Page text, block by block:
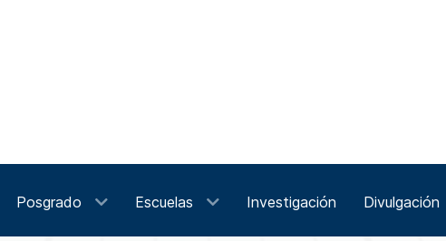
Posgrado Escuelas Investigación Divulgación